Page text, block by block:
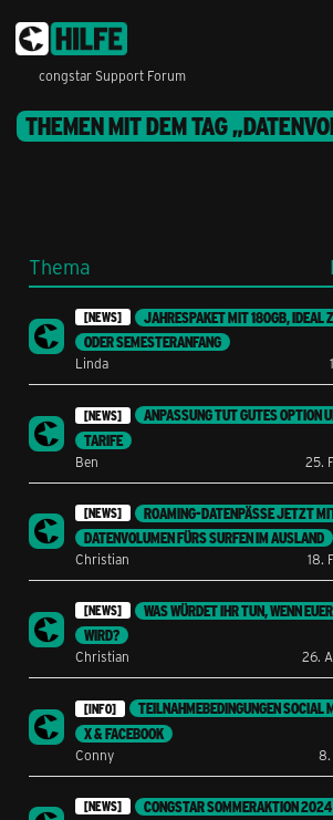
congstar Support Forum
THEMEN MIT DEM TAG
Thema
[NEWS]
JAHRESPAKET MIT 180GB, IDEAL
ODER SEMESTERANFANG
Linda
[NEWS]
ANPASSUNG TUT GUTES OPTION
TARIFE
Ben
25.
[NEWS]
ROAMING-DATENPÄSSE JETZT
DATENVOLUMEN FÜRS SURFEN IM AUSLAND
Christian
18.
[NEWS]
WAS WÜRDET IHR TUN, WENN
WIRD?
Christian
26.
[INFO]
TEILNAHMEBEDINGUNGEN SOCIAL
X & FACEBOOK
Conny
8.
[NEWS]
CONGSTAR SOMMERAKTION 2024